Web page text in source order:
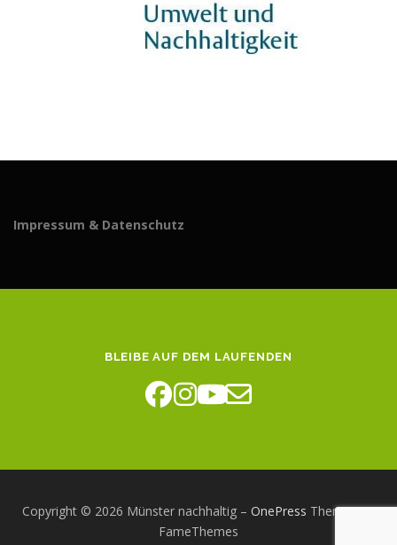
Impressum & Datenschutz
BLEIBE AUF DEM LAUFENDEN
Copyright © 2026 Münster nachhaltig – OnePress Theme von
FameThemes